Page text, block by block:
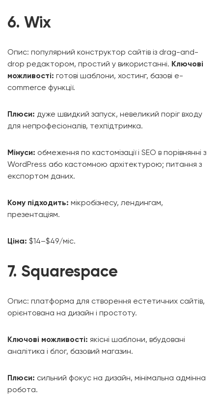
6. Wix
Опис: популярний конструктор сайтів із drag-and-
drop редактором, простий у використанні. Ключові
можливості: готові шаблони, хостинг, базові e-
commerce функції.
Плюси: дуже швидкий запуск, невеликий поріг входу
для непрофесіоналів, техпідтримка.
Мінуси: обмеження по кастомізації і SEO в порівнянні з
WordPress або кастомною архітектурою; питання з
експортом даних.
Кому підходить: мікробізнесу, лендингам,
презентаціям.
Ціна: $14–$49/міс.
7. Squarespace
Опис: платформа для створення естетичних сайтів,
орієнтована на дизайн і простоту.
Ключові можливості: якісні шаблони, вбудовані
аналітика і блог, базовий магазин.
Плюси: сильний фокус на дизайн, мінімальна адмінна
робота.